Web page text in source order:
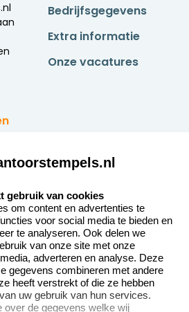
Bedrijfsgegevens
Extra informatie
Onze vacatures
Klantenservice:
Contact opnemen
Veel gestelde vragen
Retourneren
Herroepingsrecht
gebruik van cookies
om content en advertenties te
voor social media te bieden en
te analyseren. Ook delen we
van onze site met onze
adverteren en analyse. Deze
gegevens combineren met andere
heeft verstrekt of die ze hebben
uw gebruik van hun services.
over de gegevens welke wij